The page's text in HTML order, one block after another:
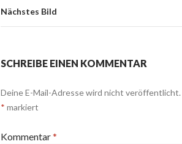
Nächstes Bild
SCHREIBE EINEN KOMMENTAR
Deine E-Mail-Adresse wird nicht veröffentlicht.
* markiert
Kommentar*